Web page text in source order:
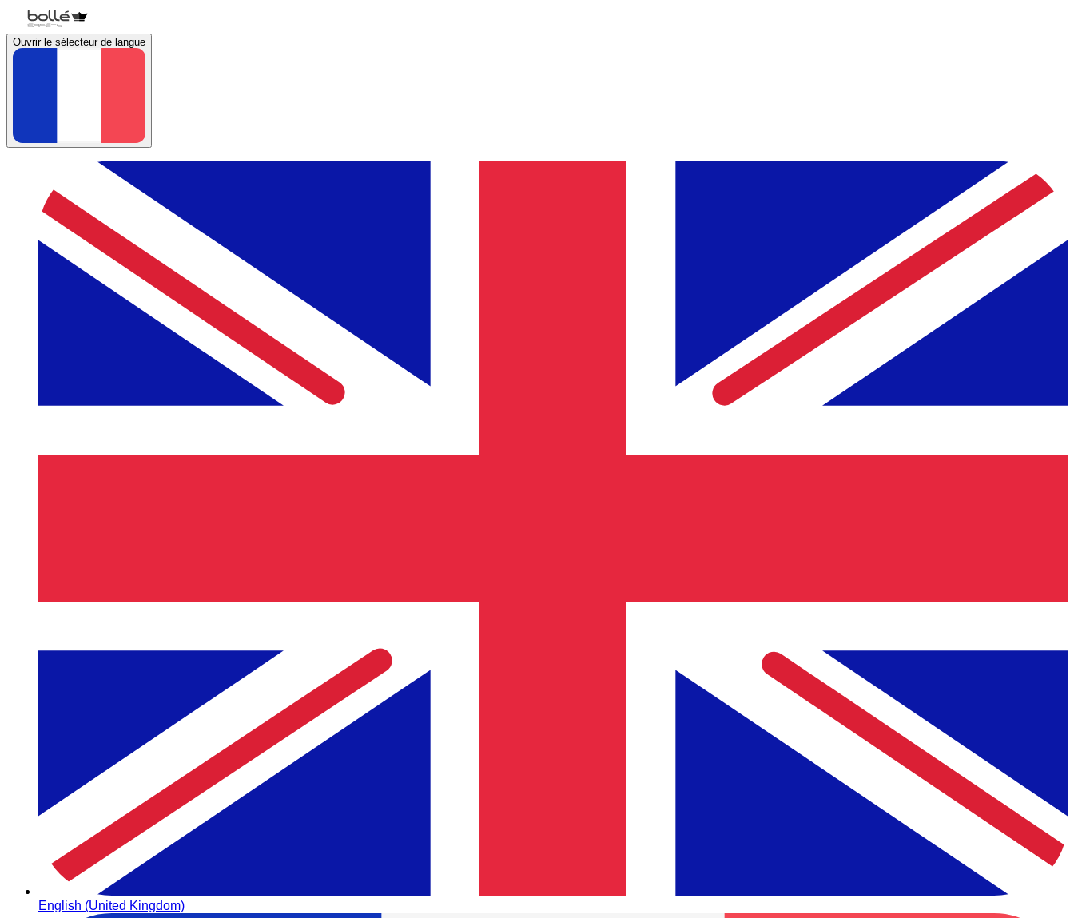
Ouvrir le sélecteur de langue
English (United Kingdom)